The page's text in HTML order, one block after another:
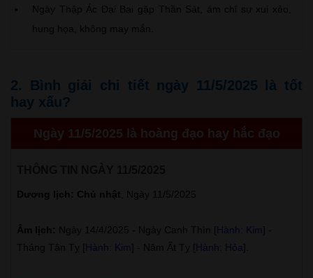
Ngày Thập Ác Đại Bại gặp Thần Sát, ám chỉ sự xui xẻo,
hung họa, không may mắn.
2. Bình giải chi tiết ngày 11/5/2025 là tốt
hay xấu?
Ngày 11/5/2025 là hoàng đạo hay hắc đạo
Dương lịch: Chủ nhật , Ngày 11/5/2025
Âm lịch: Ngày 14/4/2025 - Ngày Canh Thìn [ Hành: Kim
] -
Tháng Tân Tỵ [ Hành: Kim ] - Năm Ất Tỵ [ Hành: Hỏa